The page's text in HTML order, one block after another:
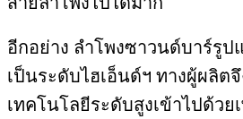
อีกอย่าง ลำโพงซาวนด์บาร์รู
เป็นระดับไฮเอ็นด์ฯ ทางผู้ผลิต
เทคโนโลยีระดับสูงเข้าไปด้วย